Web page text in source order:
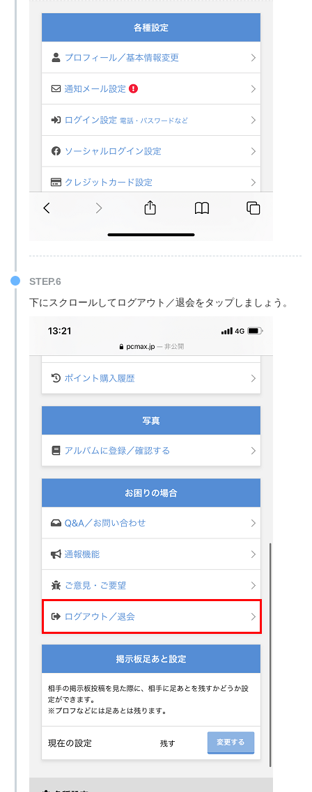
STEP.6
下にスクロールしてログアウト／退会をタップしましょう。